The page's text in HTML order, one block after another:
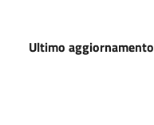
Ultimo aggiornamento